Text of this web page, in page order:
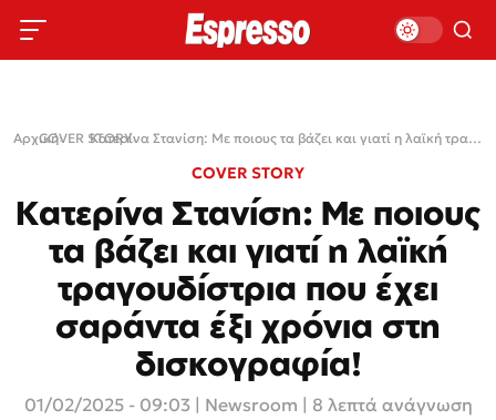
Αρχική›
COVER STORY› Κατερίνα Στανίση: Με ποιους τα βάζει και γιατί η λαϊκή τραγουδίστρια που έχει σαράντα έξι χρόνια στη δισκογραφία!
COVER STORY
Κατερίνα Στανίση: Με ποιους
τα βάζει και γιατί η λαϊκή
τραγουδίστρια που έχει
σαράντα έξι χρόνια στη
δισκογραφία!
01/02/2025 - 09:03 Newsroom | 8 λεπτά ανάγνωση